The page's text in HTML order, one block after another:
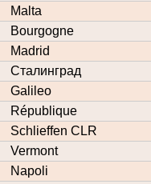
Malta
Bourgogne
Madrid
Сталинград
Galileo
République
Schlieffen CLR
Vermont
Napoli